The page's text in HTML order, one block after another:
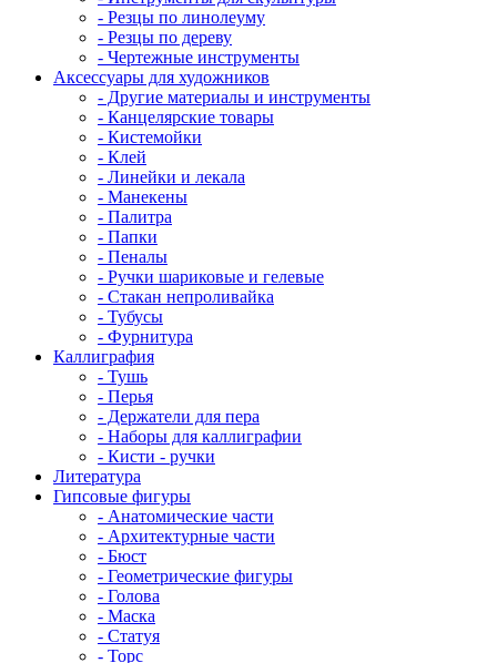
- Резцы по линолеуму
- Резцы по дереву
- Чертежные инструменты
Аксессуары для художников
- Другие материалы и инструменты
- Канцелярские товары
- Кистемойки
- Клей
- Линейки и лекала
- Манекены
- Палитра
- Папки
- Пеналы
- Ручки шариковые и гелевые
- Стакан непроливайка
- Тубусы
- Фурнитура
Каллиграфия
- Тушь
- Перья
- Держатели для пера
- Наборы для каллиграфии
- Кисти - ручки
Литература
Гипсовые фигуры
- Анатомические части
- Архитектурные части
- Бюст
- Геометрические фигуры
- Голова
- Маска
- Статуя
- Торс